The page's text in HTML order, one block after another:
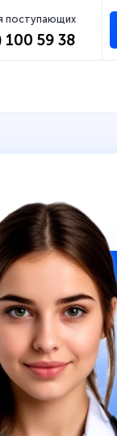
поступающих
100 59 38